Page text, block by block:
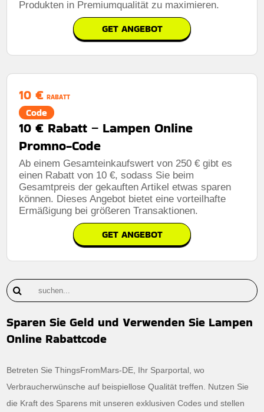
Produkten in Premiumqualität zu maximieren.
GET ANGEBOT
10 € RABATT
Code
10 € Rabatt – Lampen Online
Promno-Code
Ab einem Gesamteinkaufswert von 250 € gibt es
einen Rabatt von 10 €, sodass Sie beim
Gesamtpreis der gekauften Artikel etwas sparen
können. Dieses Angebot bietet eine vorteilhafte
Ermäßigung bei größeren Transaktionen.
GET ANGEBOT
Sparen Sie Geld und Verwenden Sie Lampen
Online Rabattcode
Betreten Sie ThingsFromMars-DE, Ihr Sparportal, wo
Verbraucherwünsche auf beispiellose Qualität treffen. Nutzen Sie
die Kraft des Sparens mit unseren exklusiven Codes und stellen